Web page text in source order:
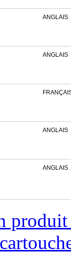
ANGLAIS
ANGLAIS
ANGLAIS
ANGLAIS